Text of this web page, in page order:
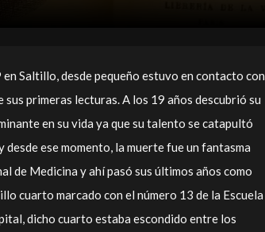
Saltillo, desde pequeño estuvo en contacto con
primeras lecturas. A los 19 años descubrió su
en su vida ya que su talento se catapultó
desde ese momento, la muerte fue un fantasma
de Medicina y ahí pasó sus últimos años como
cuarto marcado con el número 13 de la Escuela
dicho cuarto estaba escondido entre los